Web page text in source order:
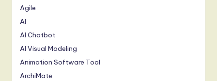
Agile
AI
AI Chatbot
AI Visual Modeling
Animation Software Tool
ArchiMate